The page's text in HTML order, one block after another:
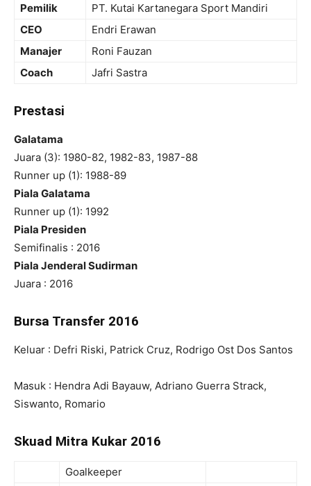
Pemilik
PT. Kutai Kartanegara Sport Mandiri
CEO
Endri Erawan
Manajer
Roni Fauzan
Coach
Jafri Sastra
Prestasi
Galatama
Juara (3): 1980-82, 1982-83, 1987-88
Runner up (1): 1988-89
Piala Galatama
Runner up (1): 1992
Piala Presiden
Semifinalis : 2016
Piala Jenderal Sudirman
Juara : 2016
Bursa Transfer 2016
Keluar : Defri Riski, Patrick Cruz, Rodrigo Ost Dos Santos
Masuk : Hendra Adi Bayauw, Adriano Guerra Strack,
Siswanto, Romario
Skuad Mitra Kukar 2016
Goalkeeper